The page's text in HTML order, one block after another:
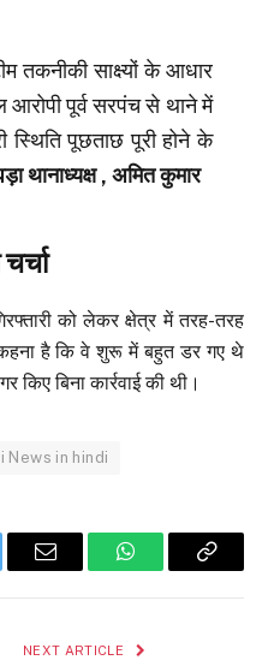
तकनीकी साक्ष्यों के आधार
आरोपी पूर्व सरपंच से थाने में
स्थिति पूछताछ पूरी होने के
थानाध्यक्ष , अमित कुमार
को लेकर क्षेत्र में तरह-तरह
कहना है कि वे शुरू में बहुत डर गए थे
बिना कार्रवाई की थी।
News in hindi
Email WhatsAppCopy
NEXT ARTICLE